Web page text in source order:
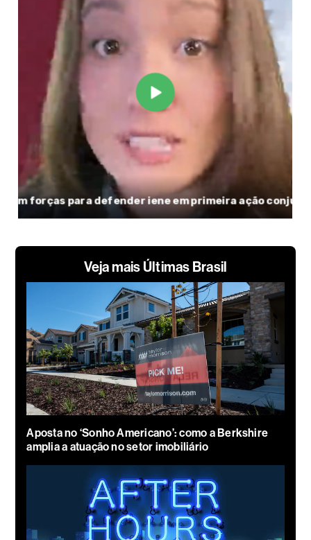
Veja mais Últimas Brasil
Aposta no ‘Sonho Americano’: como a Berkshire
amplia a atuação no setor imobiliário